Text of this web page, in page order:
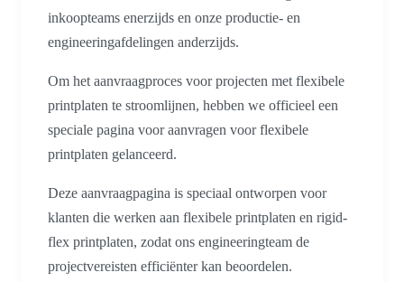
inkoopteams enerzijds en onze productie- en
engineeringafdelingen anderzijds.
Om het aanvraagproces voor projecten met flexibele
printplaten te stroomlijnen, hebben we officieel een
speciale pagina voor aanvragen voor flexibele
printplaten gelanceerd.
Deze aanvraagpagina is speciaal ontworpen voor
klanten die werken aan flexibele printplaten en rigid-
flex printplaten, zodat ons engineeringteam de
projectvereisten efficiënter kan beoordelen.